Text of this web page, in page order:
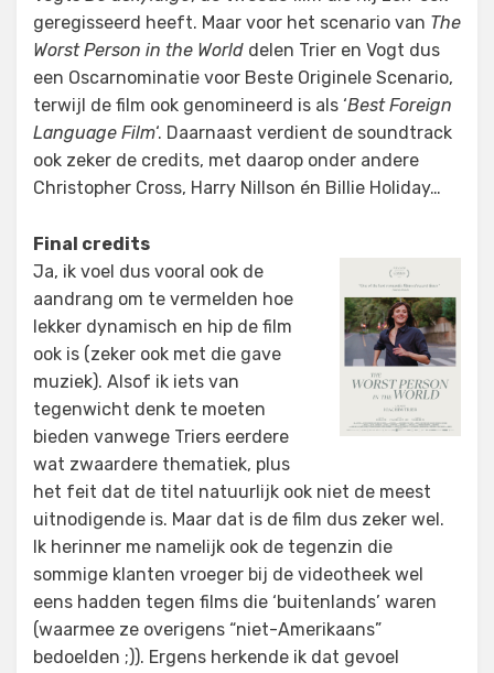
geregisseerd heeft. Maar voor het scenario van The
Worst Person in the World delen Trier en Vogt dus
een Oscarnominatie voor Beste Originele Scenario,
terwijl de film ook genomineerd is als ‘Best Foreign
Language Film‘. Daarnaast verdient de soundtrack
ook zeker de credits, met daarop onder andere
Christopher Cross, Harry Nillson én Billie Holiday…
Final credits
Ja, ik voel dus vooral ook de
aandrang om te vermelden hoe
lekker dynamisch en hip de film
ook is (zeker ook met die gave
muziek). Alsof ik iets van
tegenwicht denk te moeten
bieden vanwege Triers eerdere
wat zwaardere thematiek, plus
het feit dat de titel natuurlijk ook niet de meest
uitnodigende is. Maar dat is de film dus zeker wel.
Ik herinner me namelijk ook de tegenzin die
sommige klanten vroeger bij de videotheek wel
eens hadden tegen films die ‘buitenlands’ waren
(waarmee ze overigens “niet-Amerikaans”
bedoelden ;)). Ergens herkende ik dat gevoel